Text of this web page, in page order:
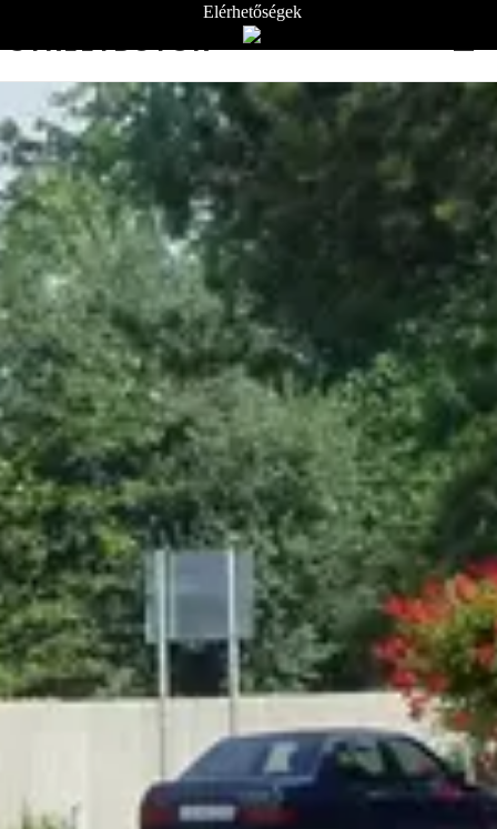
STREETBÚTOR
Elérhetőségek